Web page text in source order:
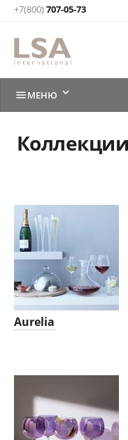
+7(800)707-05-73
МЕНЮ 
Aurelia